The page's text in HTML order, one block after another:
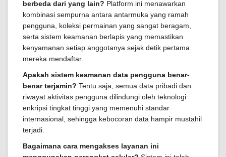
berbeda dari yang lain? Platform ini menawarkan
kombinasi sempurna antara antarmuka yang ramah
pengguna, koleksi permainan yang sangat beragam,
serta sistem keamanan berlapis yang memastikan
kenyamanan setiap anggotanya sejak detik pertama
mereka mendaftar.
Apakah sistem keamanan data pengguna benar-
benar terjamin? Tentu saja, semua data pribadi dan
riwayat aktivitas pengguna dilindungi oleh teknologi
enkripsi tingkat tinggi yang memenuhi standar
internasional, sehingga kebocoran data hampir mustahil
terjadi.
Bagaimana cara mengakses layanan ini